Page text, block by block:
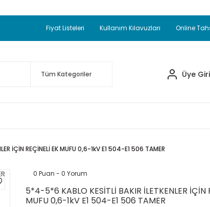
Ürünlerinde 50 Adet Alımlarda Sepette Ekstra
Bayonet J Tip Termokupul Ürünlerinde 250 Adet
50.000,00TL ve Üzeri EMKO Ürünleri
Fiyat Listeleri Kullanım Kılavuzları Online
Üye
İÇİN REÇİNELİ EK MUFU 0,6-1kV E1 504-E1 506 TAMER
0 Puan - 0 Yorum
5*4-5*6 KABLO KESİTLİ BAKIR İLETKENLER İÇİN
MUFU 0,6-1kV E1 504-E1 506 TAMER